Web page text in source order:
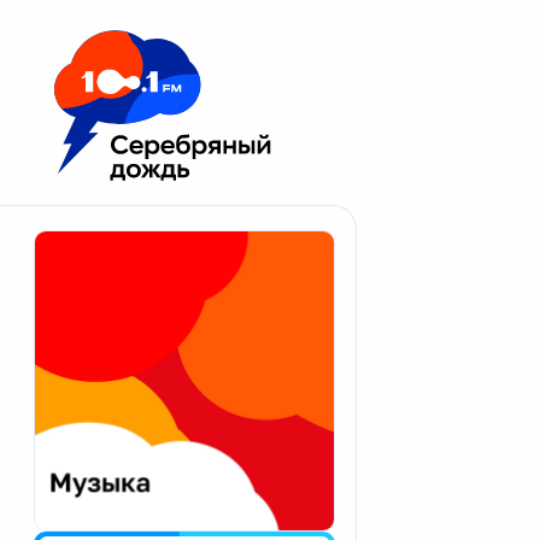
Москва 100.1 FM
Апатиты
Екатеринбург
Калининград
Калуга